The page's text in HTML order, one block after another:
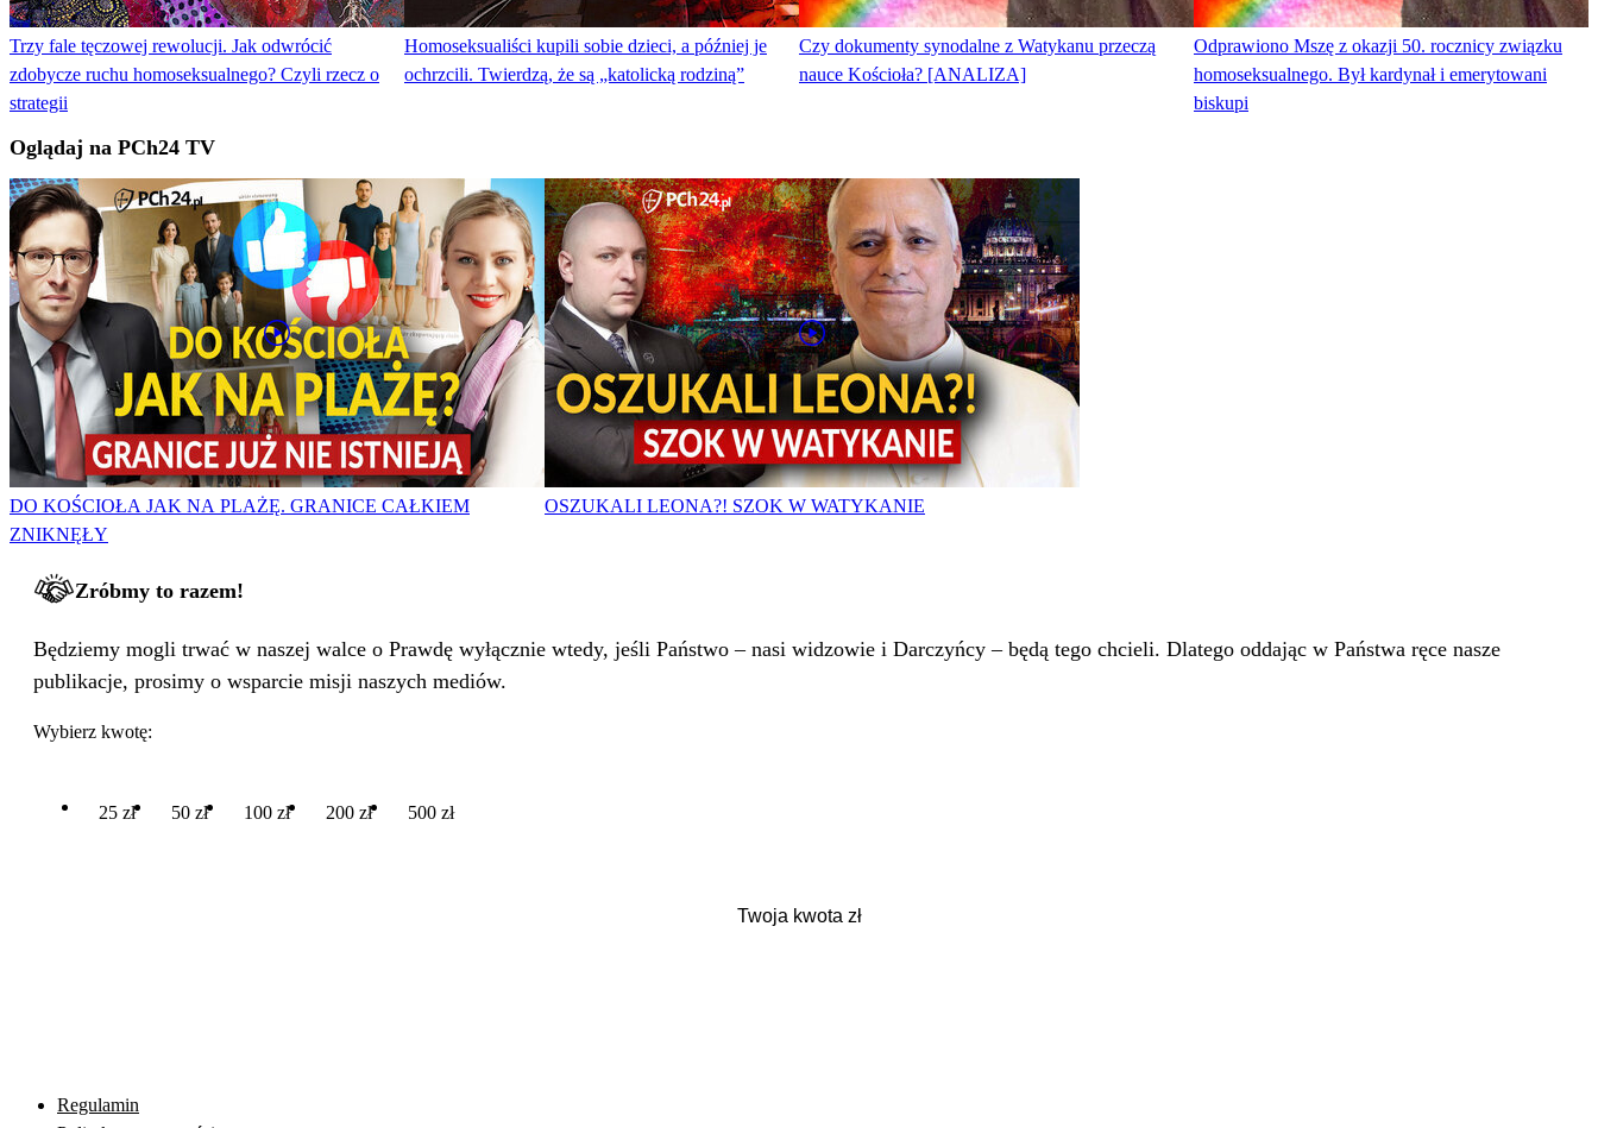
Trzy fale tęczowej rewolucji. Jak odwrócić
zdobycze ruchu homoseksualnego? Czyli rzecz o
strategii
Homoseksualiści kupili sobie dzieci, a później je
ochrzcili. Twierdzą, że są „katolicką rodziną”
Czy dokumenty synodalne z Watykanu przeczą
nauce Kościoła? [ANALIZA]
Odprawiono Mszę z okazji 50. rocznicy związku
homoseksualnego. Był kardynał i emerytowani
biskupi
Oglądaj na PCh24 TV
DO KOŚCIOŁA JAK NA PLAŻĘ. GRANICE CAŁKIEM
ZNIKNĘŁY
OSZUKALI LEONA?! SZOK W WATYKANIE
Zróbmy to razem!
Będziemy mogli trwać w naszej walce o Prawdę wyłącznie wtedy, jeśli Państwo – nasi widzowie i Darczyńcy – będą tego chcieli. Dlatego oddając w Państwa ręce nasze
publikacje, prosimy o wsparcie misji naszych mediów.
Wybierz kwotę:
25 zł 50 zł 100 zł 200 zł 500 zł
Regulamin